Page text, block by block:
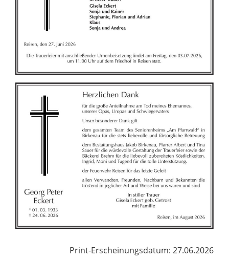
Print-Erscheinungsdatum: 27.06.2026